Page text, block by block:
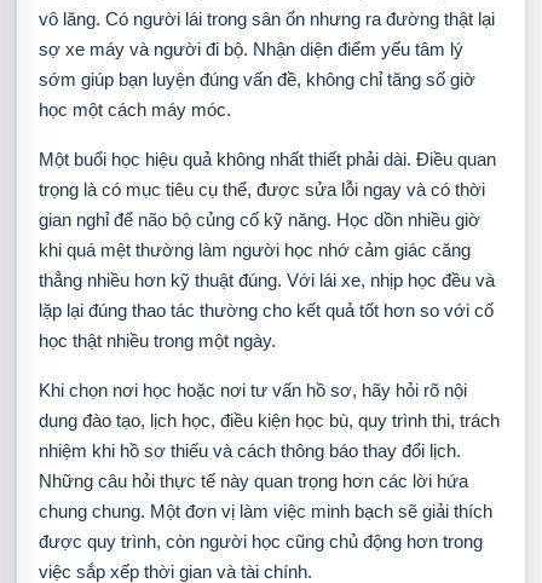
vô lăng. Có người lái trong sân ổn nhưng ra đường thật lại
sợ xe máy và người đi bộ. Nhận diện điểm yếu tâm lý
sớm giúp bạn luyện đúng vấn đề, không chỉ tăng số giờ
học một cách máy móc.
Một buổi học hiệu quả không nhất thiết phải dài. Điều quan
trọng là có mục tiêu cụ thể, được sửa lỗi ngay và có thời
gian nghỉ để não bộ củng cố kỹ năng. Học dồn nhiều giờ
khi quá mệt thường làm người học nhớ cảm giác căng
thẳng nhiều hơn kỹ thuật đúng. Với lái xe, nhịp học đều và
lặp lại đúng thao tác thường cho kết quả tốt hơn so với cố
học thật nhiều trong một ngày.
Khi chọn nơi học hoặc nơi tư vấn hồ sơ, hãy hỏi rõ nội
dung đào tạo, lịch học, điều kiện học bù, quy trình thi, trách
nhiệm khi hồ sơ thiếu và cách thông báo thay đổi lịch.
Những câu hỏi thực tế này quan trọng hơn các lời hứa
chung chung. Một đơn vị làm việc minh bạch sẽ giải thích
được quy trình, còn người học cũng chủ động hơn trong
việc sắp xếp thời gian và tài chính.